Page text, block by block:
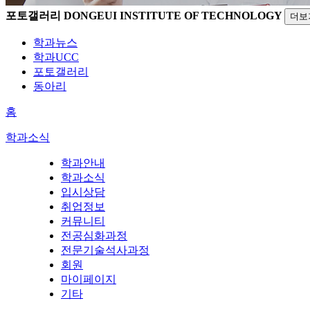
포토갤러리 DONGEUI INSTITUTE OF TECHNOLOGY 더보
학과뉴스
학과UCC
포토갤러리
동아리
홈
학과소식
학과안내
학과소식
입시상담
취업정보
커뮤니티
전공심화과정
전문기술석사과정
회원
마이페이지
기타